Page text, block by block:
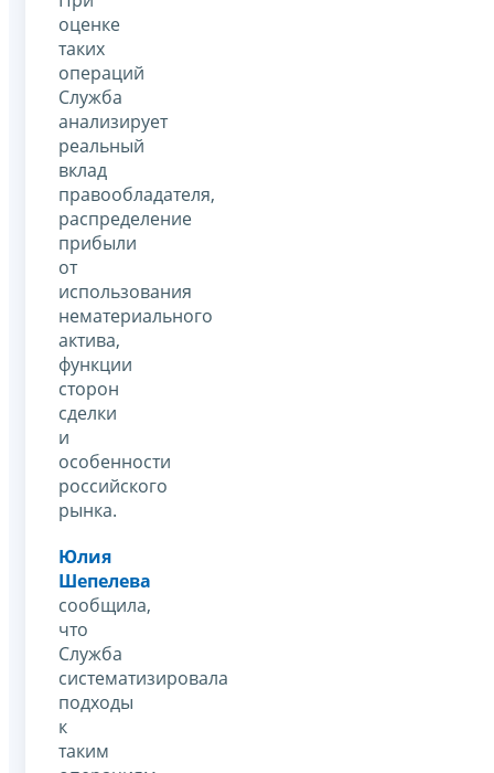
оценке
таких
операций
Служба
анализирует
реальный
вклад
правообладателя,
распределение
прибыли
от
использования
нематериального
актива,
функции
сторон
сделки
и
особенности
российского
рынка.
Юлия
Шепелева
сообщила,
что
Служба
систематизировала
подходы
к
таким